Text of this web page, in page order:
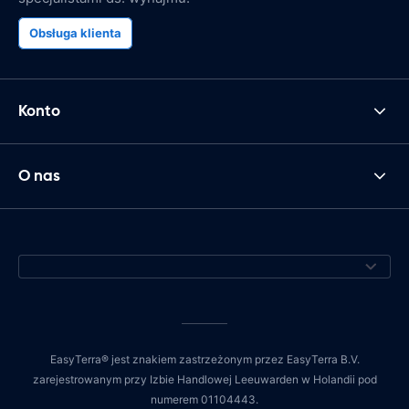
Obsługa klienta
Konto
O nas
EasyTerra® jest znakiem zastrzeżonym przez EasyTerra B.V.
zarejestrowanym przy Izbie Handlowej Leeuwarden w Holandii pod
numerem 01104443.